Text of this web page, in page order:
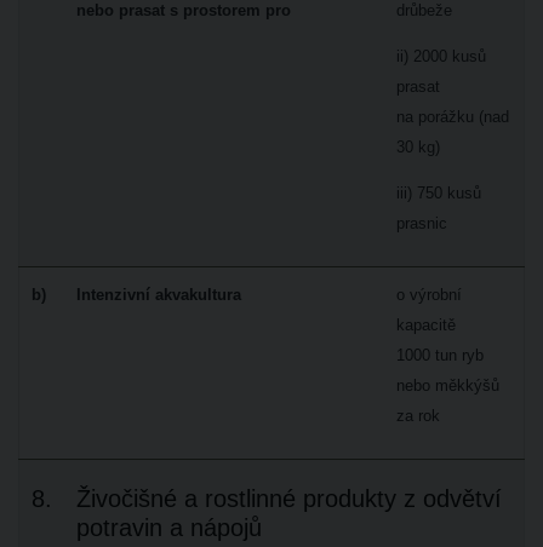
nebo prasat s prostorem pro
drůbeže
ii) 2000 kusů
prasat
na porážku (nad
30 kg)
iii) 750 kusů
prasnic
b) Intenzivní akvakultura
o výrobní
kapacitě
1000 tun ryb
nebo měkkýšů
za rok
8.
Živočišné a rostlinné produkty z odvětví
potravin a nápojů